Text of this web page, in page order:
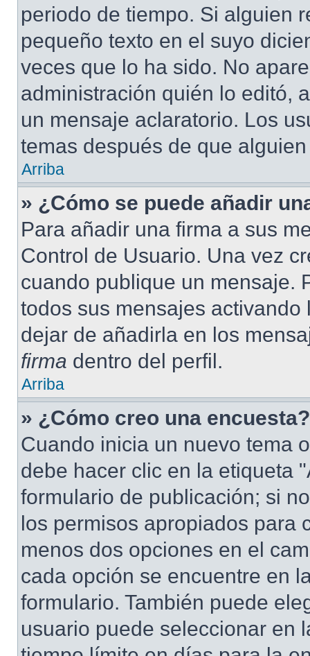
periodo de tiempo. Si alguien
pequeño texto en el suyo
veces que lo ha sido. No
administración quién lo editó,
un mensaje aclaratorio. Los
temas después de que
Arriba
» ¿Cómo se puede añadir
Para añadir una firma a sus
Control de Usuario. Una vez
cuando publique un mensaje.
todos sus mensajes
dejar de añadirla en los
firma dentro del perfil.
Arriba
» ¿Cómo creo una encuesta?
Cuando inicia un nuevo tema
debe hacer clic en la etiqueta
formulario de publicación; si
los permisos apropiados para
menos dos opciones en el
cada opción se encuentre en
formulario. También puede
usuario puede seleccionar en